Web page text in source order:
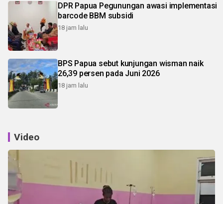
DPR Papua Pegunungan awasi implementasi
barcode BBM subsidi
18 jam lalu
BPS Papua sebut kunjungan wisman naik
26,39 persen pada Juni 2026
18 jam lalu
Video